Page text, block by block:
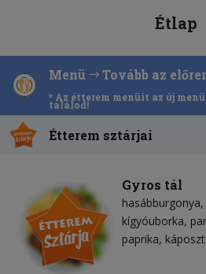
Étlap
Menü Tovább az
* Az étterem menüit az új
találod!
Étterem sztárjai
Gyros tál
hasábburgonya
kígyóuborka
paprika